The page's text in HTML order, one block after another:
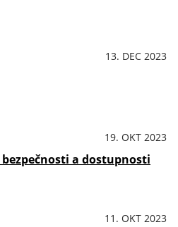
13. DEC 2023
19. OKT 2023
a dostupnosti
11. OKT 2023